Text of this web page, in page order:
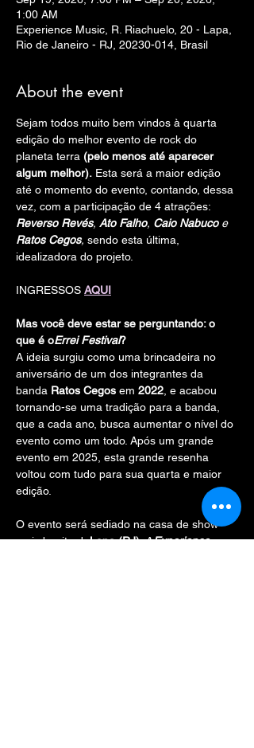
1:00 AM
Experience Music, R. Riachuelo, 20 - Lapa,
Rio de Janeiro - RJ, 20230-014, Brasil
About the event
Sejam todos muito bem vindos à quarta
edição do melhor evento de rock do
planeta terra (pelo menos até aparecer
algum melhor). Esta será a maior edição
até o momento do evento, contando, dessa
vez, com a participação de 4 atrações:
Reverso Revés, Ato Falho, Caio Nabuco e
Ratos Cegos, sendo esta última,
idealizadora do projeto.
INGRESSOS AQUI
Mas você deve estar se perguntando: o
que é oErrei Festival?
A ideia surgiu como uma brincadeira no
aniversário de um dos integrantes da
banda Ratos Cegos em 2022 , e acabou
tornando-se uma tradição para a banda,
que a cada ano, busca aumentar o nível do
evento como um todo. Após um grande
evento em 2025, esta grande resenha
voltou com tudo para sua quarta e maior
edição.
O evento será sediado na casa de show
mais bonita daLapa (RJ), AExperience